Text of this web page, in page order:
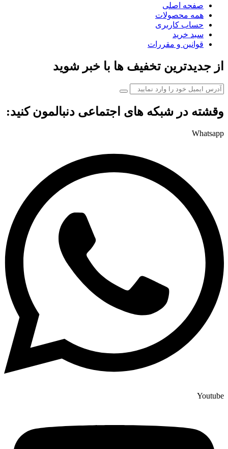
صفحه اصلی
همه محصولات
حساب کاربری
سبد خرید
قوانین و مقررات
از جدیدترین تخفیف ها با خبر شوید
وقشته در شبکه های اجتماعی دنبالمون کنید:
Whatsapp
Youtube